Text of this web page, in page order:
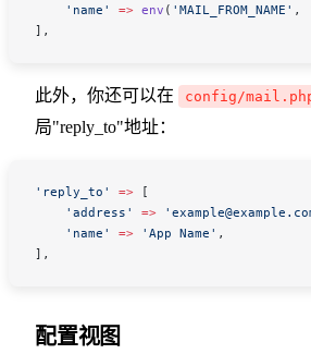
    'name'
=> env ( 'MAIL_FROM_NAME' ,
],
此外，你还可以在 config/
局"reply_to"地址：
'reply_to' => [
    'address'
=>
    'name'
=> 'App Name' ,
],
配置视图